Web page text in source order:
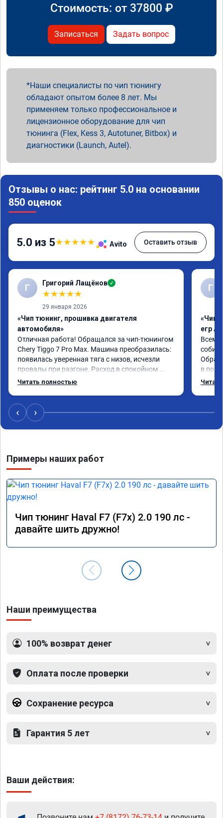
Стоимость: от 37800 ₽
Записаться Задать вопрос
Наши специалисты по чип тюнингу
обладают опытом более 8 лет. Мы
применяем только профессиональное и
лицензионное оборудование для чип
тюнинга (Flex, Kess 3, Autotuner, Bitbox) и
диагностики (Launch, Autel).
Отзывы о нас: рейтинг 5.0 на основании
850 оценок
5.0 из 5★★★★★ Avito Оставить отзыв
Г Григорий Лащёнов ✓
★★★★★
29 января 2026
«Чип тюнинг, прошивка двигателя
автомобиля»
Отличная работа! Обращался за чип-тюнингом
Chery Tiggo 7 Pro Max. Машина преобразилась:
появилась уверенная тяга с низов, исчезли
провалы при разгоне. Расход в спокойном
режиме даже немного снизился. Все сделали
Читать полностью
Г
«Чип
егр
Всем
в
‹ ›
Примеры наших работ
Чип тюнинг Haval F7 (F7x) 2.0 190 лс -
давайте шить дружно!
Наши преимущества
100% возврат денег
Оплата после проверки
Сохранение ресурса
Гарантия 5 лет
Ваши действия: